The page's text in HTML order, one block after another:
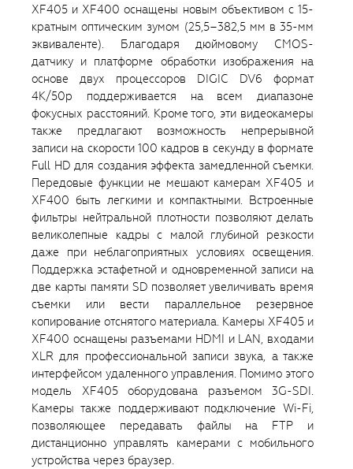
XF405 и XF400 оснащены новым объективом с 15-
кратным оптическим зумом (25,5–382,5 мм в 35-мм
эквиваленте). Благодаря дюймовому CMOS-
датчику и платформе обработки изображения на
основе двух процессоров DIGIC DV6 формат
4K/50p поддерживается на всем диапазоне
фокусных расстояний. Кроме того, эти видеокамеры
также предлагают возможность непрерывной
записи на скорости 100 кадров в секунду в формате
Full HD для создания эффекта замедленной съемки.
Передовые функции не мешают камерам XF405 и
XF400 быть легкими и компактными. Встроенные
фильтры нейтральной плотности позволяют делать
великолепные кадры с малой глубиной резкости
даже при неблагоприятных условиях освещения.
Поддержка эстафетной и одновременной записи на
две карты памяти SD позволяет увеличивать время
съемки или вести параллельное резервное
копирование отснятого материала. Камеры XF405 и
XF400 оснащены разъемами HDMI и LAN, входами
XLR для профессиональной записи звука, а также
интерфейсом удаленного управления. Помимо этого
модель XF405 оборудована разъемом 3G-SDI.
Камеры также поддерживают подключение Wi-Fi,
позволяющее передавать файлы на FTP и
дистанционно управлять камерами с мобильного
устройства через браузер.